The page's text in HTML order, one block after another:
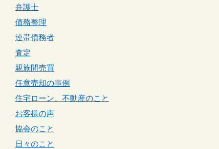
弁護士
債務整理
連帯債務者
査定
親族間売買
任意売却の事例
住宅ローン、不動産のこと
お客様の声
協会のこと
日々のこと